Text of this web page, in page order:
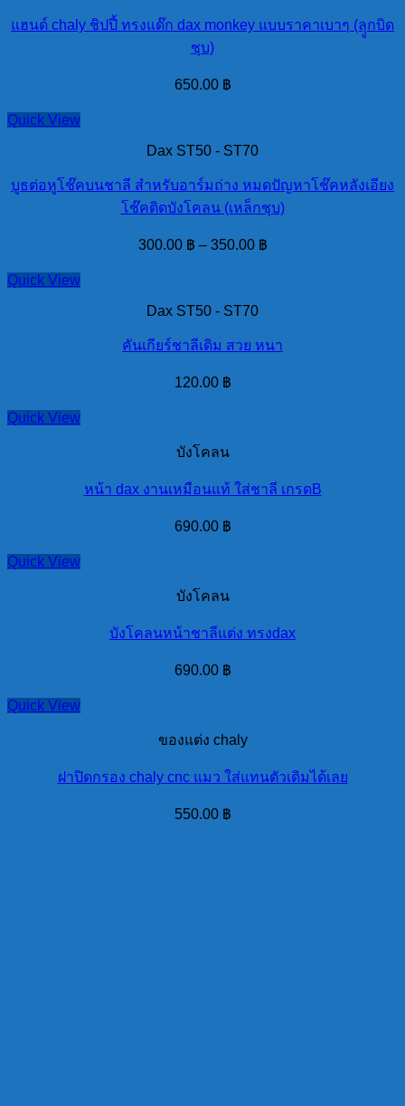
แฮนด์ chaly ชิปปี้ ทรงแด๊ก dax monkey แบบราคาเบาๆ (ลุูกบิด
ชุบ)
650.00 ฿
Quick View
Dax ST50 - ST70
บูธต่อหูโช๊คบนชาลี สำหรับอาร์มถ่าง หมดปัญหาโช๊คหลังเอียง
โช๊คติดบังโคลน (เหล็กชุบ)
300.00 ฿ – 350.00 ฿
Quick View
Dax ST50 - ST70
คันเกียร์ชาลีเดิม สวย หนา
120.00 ฿
Quick View
บังโคลน
หน้า dax งานเหมือนแท้ ใส่ชาลี เกรดB
690.00 ฿
Quick View
บังโคลน
บังโคลนหน้าชาลีแต่ง ทรงdax
690.00 ฿
Quick View
ของแต่ง chaly
ฝาปิดกรอง chaly cnc แมว ใส่แทนตัวเดิมได้เลย
550.00 ฿